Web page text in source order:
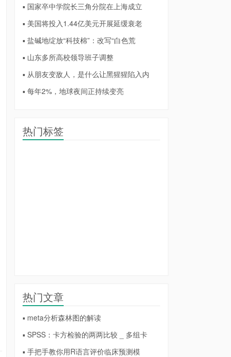
▪ 国家卒中学院长三角分院在上海成立
▪ 美国将投入1.44亿美元开展延缓衰老
▪ 盐碱地绽放“科技棉”：改写“白色荒
▪ 山东多所高校领导班子调整
▪ 从朋友变敌人，是什么让黑猩猩陷入内
▪ 每年2%，地球夜间正持续变亮
热门标签
热门文章
▪ meta分析森林图的解读
▪ SPSS：卡方检验的两两比较 _ 多组卡
▪ 手把手教你用R语言评价临床预测模